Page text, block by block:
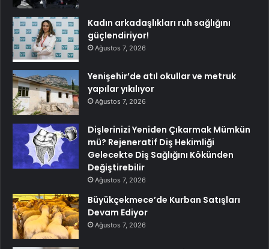
Kadın arkadaşlıkları ruh sağlığını
güçlendiriyor!
Ağustos 7, 2026
Yenişehir’de atıl okullar ve metruk
yapılar yıkılıyor
Ağustos 7, 2026
Dişlerinizi Yeniden Çıkarmak Mümkün
mü? Rejeneratif Diş Hekimliği
Gelecekte Diş Sağlığını Kökünden
Değiştirebilir
Ağustos 7, 2026
Büyükçekmece’de Kurban Satışları
Devam Ediyor
Ağustos 7, 2026